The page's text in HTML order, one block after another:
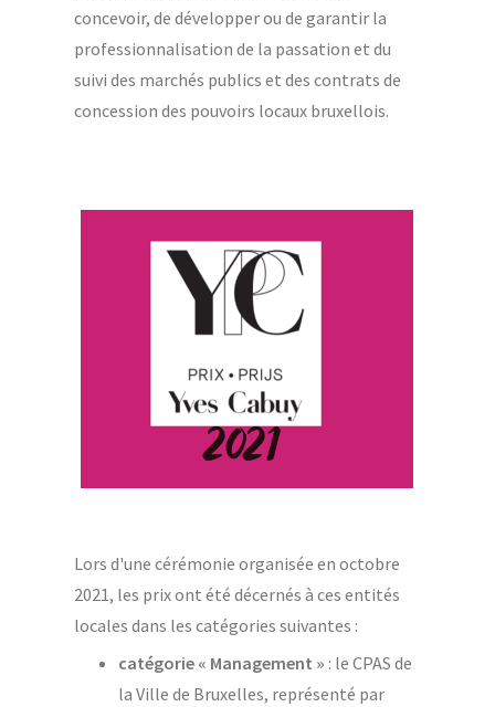
concevoir, de développer ou de garantir la
professionnalisation de la passation et du
suivi des marchés publics et des contrats de
concession des pouvoirs locaux bruxellois.
Lors d'une cérémonie organisée en octobre
2021, les prix ont été décernés à ces entités
locales dans les catégories suivantes :
catégorie « Management » : le CPAS de
la Ville de Bruxelles, représenté par